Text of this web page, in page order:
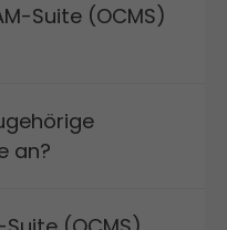
Suite (OCMS)
an?